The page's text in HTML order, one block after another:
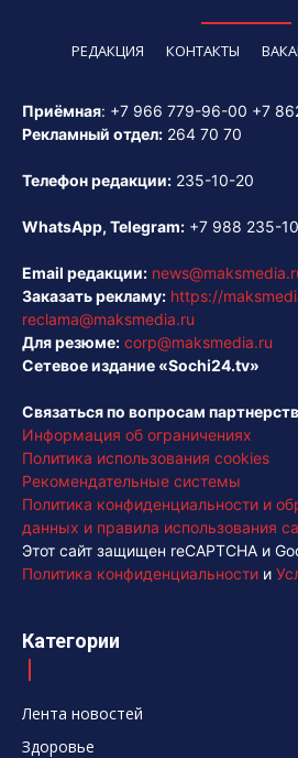
РЕДАКЦИЯ КОНТАКТЫ
Приёмная: +7 966 779-96-00 +7
Рекламный отдел: 264 70 70
Телефон редакции: 235-10-20
WhatsApp, Telegram: +7 988 235-
Email редакции:
Заказать рекламу: https://
reclama@maksmedia.ru
Для резюме: corp@maksmedia.ru
Сетевое издание «Sochi24.tv»
Связаться по вопросам
Информация об ограничениях
Политика использования cookies
Рекомендательные системы
Политика конфиденциальности и
данных и правила использования
Этот сайт защищен reCAPTCHA и
Политика конфиденциальности и
Категории
Лента новостей
Здоровье